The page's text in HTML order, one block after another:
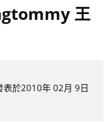
王
表於2010年 02月 9日